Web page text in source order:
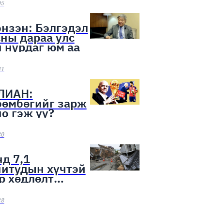
Бэлгэдэл
дараа улс
нурдаг юм аа
зарж
гэж үү?
7,1
хүчтэй
хөдлөлт